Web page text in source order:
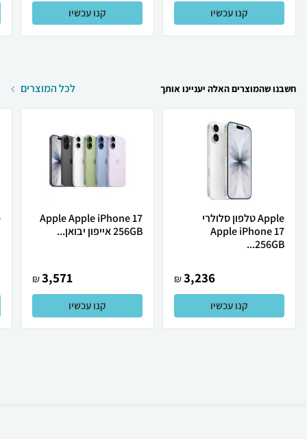
קנו עכשיו קנו עכשיו
חשבנו שהמוצרים האלה יעניינו אותך לכל המוצרים
Apple טלפון סלולרי
Apple iPhone 17
256GB...
3,236
₪
קנו עכשיו
Apple Apple iPhone 17
256GB אייפון יבואן...
3,571
₪
קנו עכשיו